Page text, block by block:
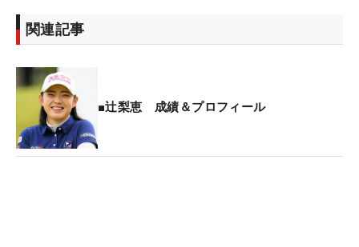
り、トータル7アンダー・単独首位をキープした。
ブンパー・3位タイには小倉ひまわりのほか、今年
のプロテストを通過した西郷真央、 リュウ・イイチ
（中国）がつけた。
関連記事
■辻梨恵 成績＆プロフィール